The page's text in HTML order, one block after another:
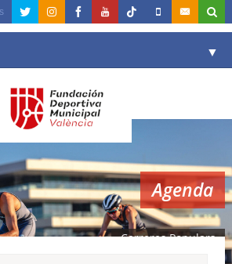
▼
▼
▼
Agenda
Carreres Populars